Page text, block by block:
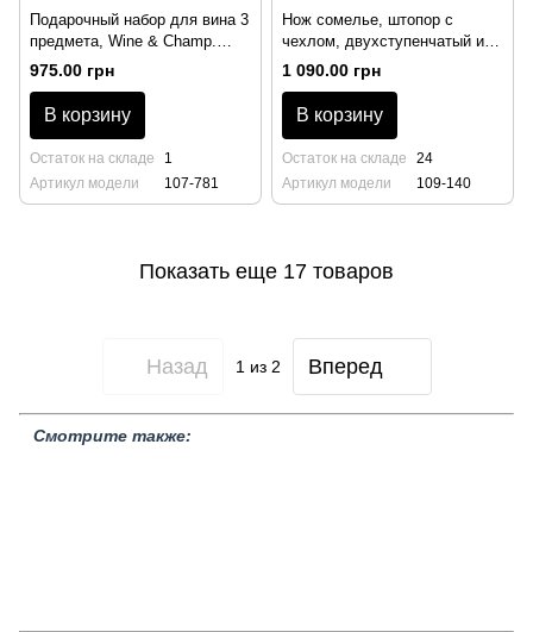
Подарочный набор для вина 3
предмета, Wine & Champ.
Starter Set, черного цвета,
975.00 грн
В корзину
Остаток на складе
1
Артикул модели
107-781
Нож сомелье, штопор с
чехлом, двухступенчатый и
ClickСut, нержавеющая сталь,
серебристый, 12 см, Classic
Chrome, Pulltex
1 090.00 грн
В корзину
Остаток на складе
24
Артикул модели
109-140
Показать еще 17 товаров
Назад 1из 2 Вперед
Смотрите также: